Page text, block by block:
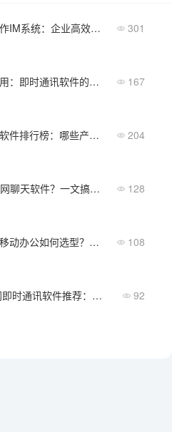
定制化安全协作IM系统：企业高效沟通的安全之选 301
别再问有什么用：即时通讯软件的作用贯穿研产供销全流程 167
国内即时通讯软件排行榜：哪些产品通过信创认证？ 204
什么是linux内网聊天软件？一文搞懂核心功能与部署方式 128
企业即时通讯移动办公如何选型？从功能、安全到成本全对比 108
2026年局域网即时通讯软件推荐：这5款值得关注 92